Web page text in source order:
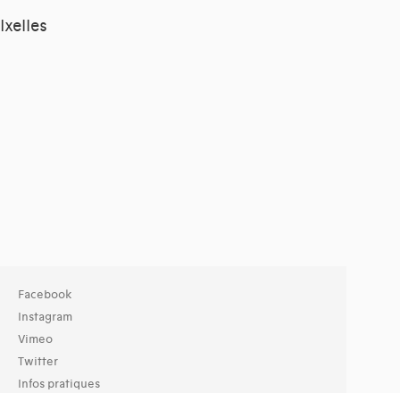
Ixelles
Facebook
Instagram
Vimeo
Twitter
Infos pratiques